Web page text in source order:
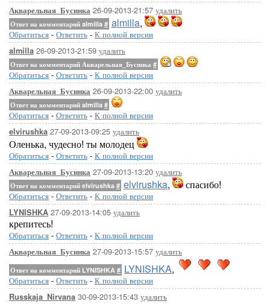
Акварельная_Бусинка 26-09-2013-21:57 удалить
Ответ на комментарий almilla # almilla,
Обратиться - Ответить - К полной версии
almilla 26-09-2013-21:59 удалить
Ответ на комментарий Акварельная_Бусинка #
Обратиться - Ответить - К полной версии
Акварельная_Бусинка 26-09-2013-22:00 удалить
Ответ на комментарий almilla #
Обратиться - Ответить - К полной версии
elvirushka 27-09-2013-09:25 удалить
Оленька, чудесно! ты молодец
Обратиться - Ответить - К полной версии
Акварельная_Бусинка 27-09-2013-13:20 удалить
Ответ на комментарий elvirushka # elvirushka, спасибо!
Обратиться - Ответить - К полной версии
LYNISHKA 27-09-2013-14:05 удалить
крепитесь!
Обратиться - Ответить - К полной версии
Акварельная_Бусинка 27-09-2013-15:57 удалить
Ответ на комментарий LYNISHKA # LYNISHKA,
Обратиться - Ответить - К полной версии
Russkaja_Nirvana 30-09-2013-15:43 удалить